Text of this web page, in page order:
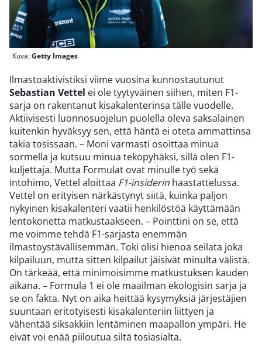
Kuva:Getty Images
Ilmastoaktivistiksi viime vuosina kunnostautunut
Sebastian Vettel ei ole tyytyväinen siihen, miten F1-
sarja on rakentanut kisakalenterinsa tälle vuodelle.
Aktiivisesti luonnosuojelun puolella oleva saksalainen
kuitenkin hyväksyy sen, että häntä ei oteta ammattinsa
takia tosissaan. – Moni varmasti osoittaa minua
sormella ja kutsuu minua tekopyhäksi, sillä olen F1-
kuljettaja. Mutta Formulat ovat minulle työ sekä
intohimo, Vettel aloittaa F1-insiderin haastattelussa.
Vettel on erityisen närkästynyt siitä, kuinka paljon
nykyinen kisakalenteri vaatii henkilöstöä käyttämään
lentokonetta matkustaakseen. – Pointtini on se, että
me voimme tehdä F1-sarjasta enemmän
ilmastoystävällisemmän. Toki olisi hienoa seilata joka
kilpailuun, mutta sitten kilpailut jäisivät minulta välistä.
On tärkeää, että minimoisimme matkustuksen kauden
aikana. – Formula 1 ei ole maailman ekologisin sarja ja
se on fakta. Nyt on aika heittää kysymyksiä järjestäjien
suuntaan eritotyisesti kisakalenteriin liittyen ja
vähentää siksakkiin lentäminen maapallon ympäri. He
eivät voi enää piiloutua siltä tosiasialta.